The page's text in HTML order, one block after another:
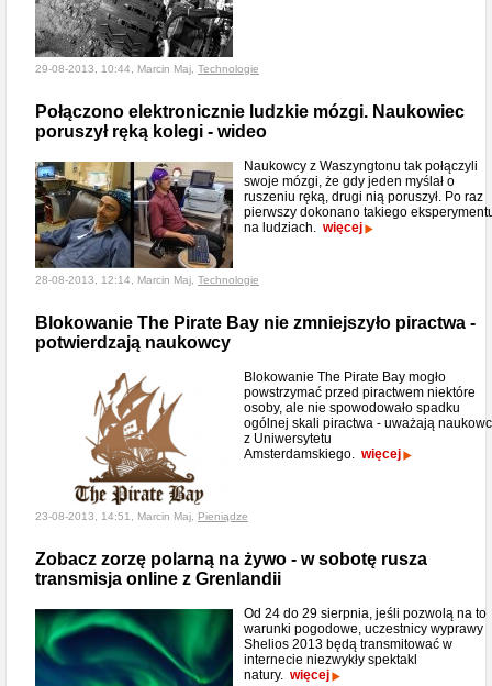
29-08-2013, 10:44, Marcin Maj, Technologie
Połączono elektronicznie ludzkie mózgi. Naukowiec
poruszył ręką kolegi - wideo
Naukowcy z Waszyngtonu tak połączyli
swoje mózgi, że gdy jeden myślał o
ruszeniu ręką, drugi nią poruszył. Po raz
pierwszy dokonano takiego
na ludziach. więcej
28-08-2013, 12:14, Marcin Maj, Technologie
Blokowanie The Pirate Bay nie zmniejszyło piractwa -
potwierdzają naukowcy
Blokowanie The Pirate Bay mogło
powstrzymać przed piractwem niektóre
osoby, ale nie spowodowało spadku
ogólnej skali piractwa - uważają
z Uniwersytetu
Amsterdamskiego. więcej
23-08-2013, 14:51, Marcin Maj, Pieniądze
Zobacz zorzę polarną na żywo - w sobotę rusza
transmisja online z Grenlandii
Od 24 do 29 sierpnia, jeśli pozwolą na to
warunki pogodowe, uczestnicy wyprawy
Shelios 2013 będą transmitować w
internecie niezwykły spektakl
natury. więcej